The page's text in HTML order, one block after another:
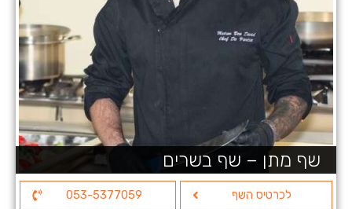
שף מתן – שף בשרים
לכרטיס השף 053-5377059